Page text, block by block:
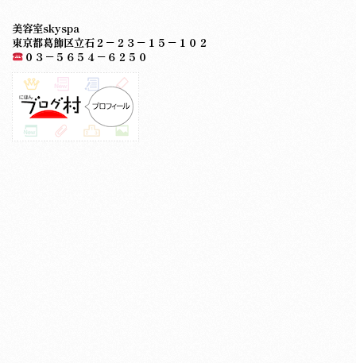
美容室skyspa
東京都葛飾区立石２－２３－１５－１０２
０３－５６５４－６２５０